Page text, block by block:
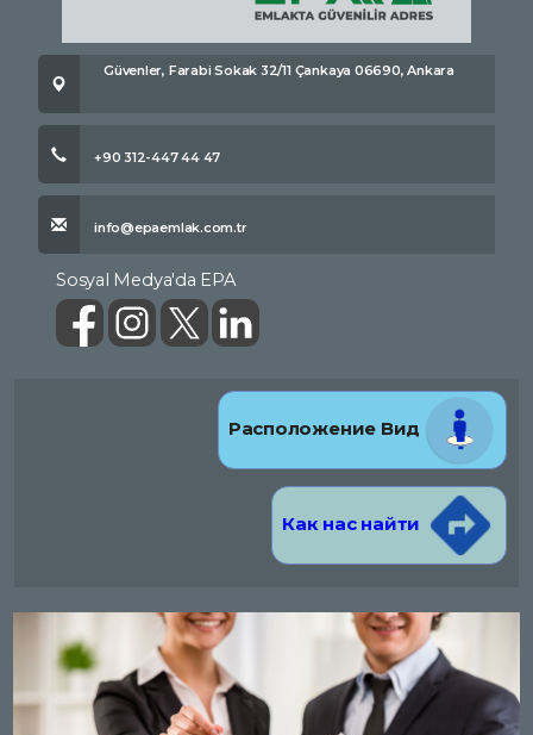
Güvenler, Farabi Sokak 32/11 Çankaya 06690, Ankara
+90 312-447 44 47
info@epaemlak.com.tr
Sosyal Medya'da EPA
Расположение Вид
Как нас найти